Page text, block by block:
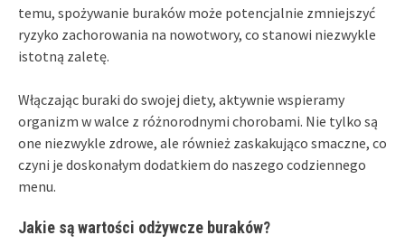
temu, spożywanie buraków może potencjalnie zmniejszyć
ryzyko zachorowania na nowotwory, co stanowi niezwykle
istotną zaletę.
Włączając buraki do swojej diety, aktywnie wspieramy
organizm w walce z różnorodnymi chorobami. Nie tylko są
one niezwykle zdrowe, ale również zaskakująco smaczne, co
czyni je doskonałym dodatkiem do naszego codziennego
menu.
Jakie są wartości odżywcze buraków?